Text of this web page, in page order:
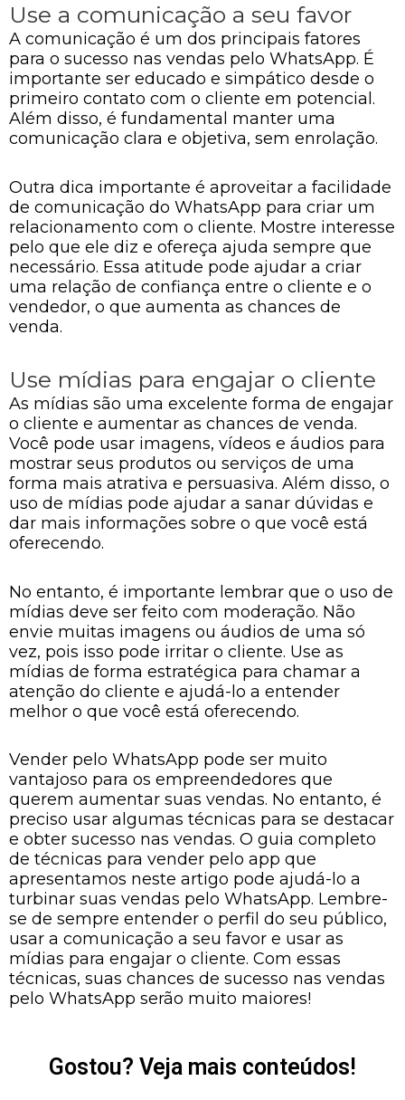
Use a comunicação a seu favor
A comunicação é um dos principais fatores
para o sucesso nas vendas pelo WhatsApp. É
importante ser educado e simpático desde o
primeiro contato com o cliente em potencial.
Além disso, é fundamental manter uma
comunicação clara e objetiva, sem enrolação.
Outra dica importante é aproveitar a facilidade
de comunicação do WhatsApp para criar um
relacionamento com o cliente. Mostre interesse
pelo que ele diz e ofereça ajuda sempre que
necessário. Essa atitude pode ajudar a criar
uma relação de confiança entre o cliente e o
vendedor, o que aumenta as chances de
venda.
Use mídias para engajar o cliente
As mídias são uma excelente forma de engajar
o cliente e aumentar as chances de venda.
Você pode usar imagens, vídeos e áudios para
mostrar seus produtos ou serviços de uma
forma mais atrativa e persuasiva. Além disso, o
uso de mídias pode ajudar a sanar dúvidas e
dar mais informações sobre o que você está
oferecendo.
No entanto, é importante lembrar que o uso de
mídias deve ser feito com moderação. Não
envie muitas imagens ou áudios de uma só
vez, pois isso pode irritar o cliente. Use as
mídias de forma estratégica para chamar a
atenção do cliente e ajudá-lo a entender
melhor o que você está oferecendo.
Vender pelo WhatsApp pode ser muito
vantajoso para os empreendedores que
querem aumentar suas vendas. No entanto, é
preciso usar algumas técnicas para se destacar
e obter sucesso nas vendas. O guia completo
de técnicas para vender pelo app que
apresentamos neste artigo pode ajudá-lo a
turbinar suas vendas pelo WhatsApp. Lembre-
se de sempre entender o perfil do seu público,
usar a comunicação a seu favor e usar as
mídias para engajar o cliente. Com essas
técnicas, suas chances de sucesso nas vendas
pelo WhatsApp serão muito maiores!
Gostou? Veja mais conteúdos!